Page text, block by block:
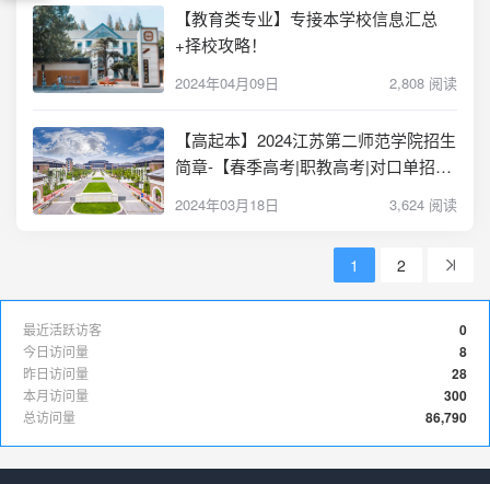
【教育类专业】专接本学校信息汇总
+择校攻略！
2024年04月09日 2,808 阅读
【高起本】2024江苏第二师范学院招生
简章-【春季高考|职教高考|对口单招】
2024年03月18日 3,624 阅读
1 2
0
最近活跃访客
8
今日访问量
28
昨日访问量
300
本月访问量
86,790
总访问量